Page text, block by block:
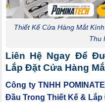
Thiết Kế Cửa Hàng Mắt
Thu
Liên Hệ Ngay Để
Lắp Đặt Cửa Hàng
Công ty TNHH
Đầu Trong Thiết Kế &